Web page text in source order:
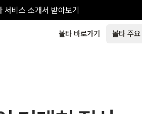
서비스 소개서 받아보기
볼타 바로가기 볼타 주